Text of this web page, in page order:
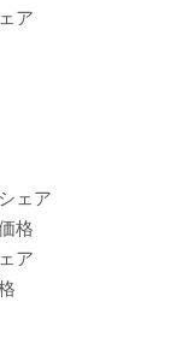
ア
ェア
格
ア